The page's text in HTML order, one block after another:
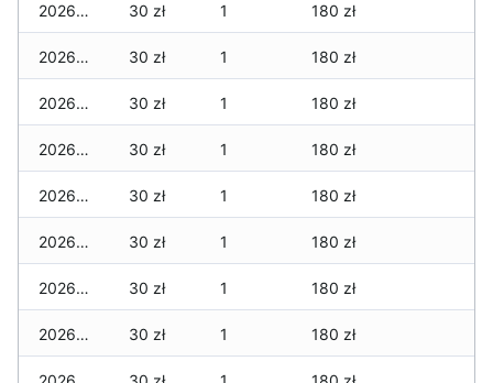
2026-02-21 30 zł 1 180 zł
2026-02-20 30 zł 1 180 zł
2026-02-19 30 zł 1 180 zł
2026-02-18 30 zł 1 180 zł
2026-02-17 30 zł 1 180 zł
2026-02-16 30 zł 1 180 zł
2026-02-15 30 zł 1 180 zł
2026-02-14 30 zł 1 180 zł